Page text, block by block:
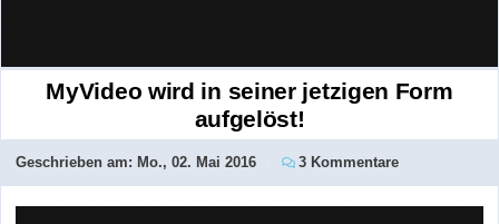
MyVideo wird in seiner jetzigen Form
aufgelöst!
Geschrieben am: Mo., 02. Mai 2016 3 Kommentare